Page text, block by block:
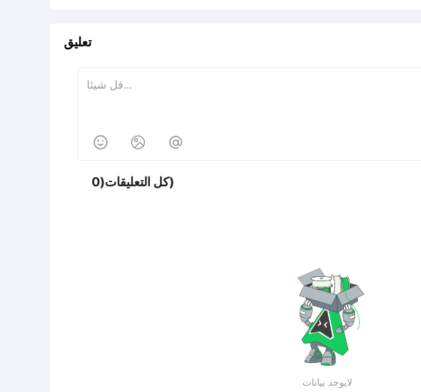
تعليق
  
كل التعليقات(0)
لايوجد بيانات